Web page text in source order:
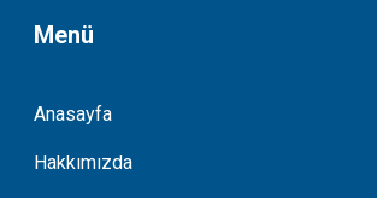
Menü
Anasayfa
Hakkımızda